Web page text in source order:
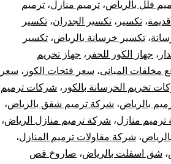
فلل بالرياض، ترميم منازل، ترميم
، تكسير ، تكسير الجدران، تكسير
، تكسير خرسانة بالرياض، تكسير
، جهاز الكور للحفر ، جهاز تخريم
مخلفات المبانى، سعر فتحات الكور ، سعر
تخريم الخرسانة بالكور ، شركات ترميم
بالرياض، شركة ترميم شقق بالرياض،
منازل، شركة ترميم منازل الرياض،
، شركة مقاولات ترميم المنازل،
، شق اسفلت بالرياض، صاروخ قص